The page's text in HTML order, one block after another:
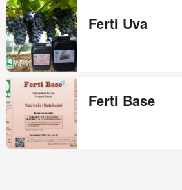
Ferti Uva
Ferti Base